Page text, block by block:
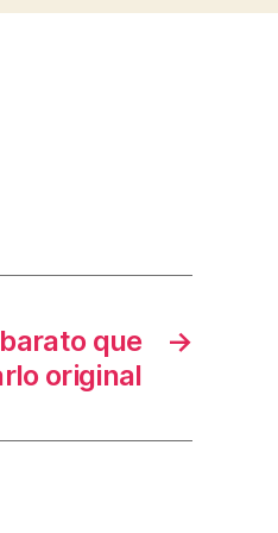
→
que
original